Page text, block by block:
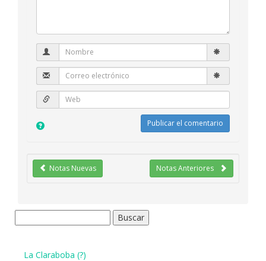
Notas Anteriores
Notas Nuevas
La Claraboba (?)